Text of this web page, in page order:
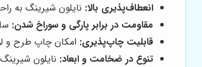
انعطاف‌پذیری بالا: نایلون شیرینگ به
مقاومت در برابر پارگی و سوراخ شدن:
قابلیت چاپ‌پذیری: امکان چاپ طرح و
تنوع در ضخامت و ابعاد: نایلون